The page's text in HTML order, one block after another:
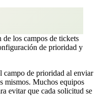
los campos de tickets
de prioridad y
campo de prioridad al enviar
mismos. Muchos equipos
evitar que cada solicitud se